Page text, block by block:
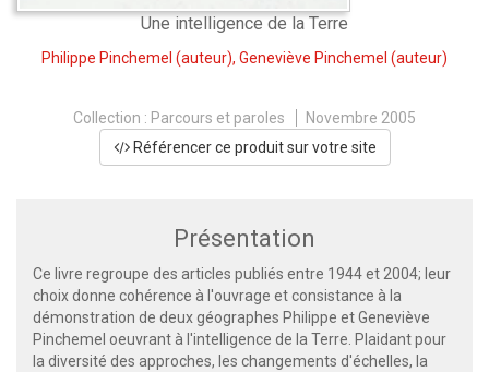
Une intelligence de la Terre
Philippe Pinchemel (auteur), Geneviève Pinchemel (auteur)
Collection : Parcours et paroles
Novembre 2005
Référencer ce produit sur votre site
Présentation
Ce livre regroupe des articles publiés entre 1944 et 2004; leur
choix donne cohérence à l'ouvrage et consistance à la
démonstration de deux géographes Philippe et Geneviève
Pinchemel oeuvrant à l'intelligence de la Terre. Plaidant pour
la diversité des approches, les changements d'échelles, la